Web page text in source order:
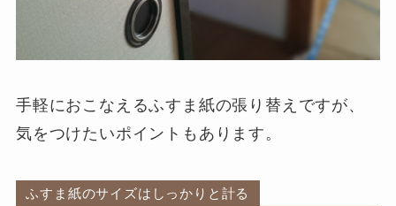
手軽におこなえるふすま紙の張り替えですが、
気をつけたいポイントもあります。
ふすま紙のサイズはしっかりと計る